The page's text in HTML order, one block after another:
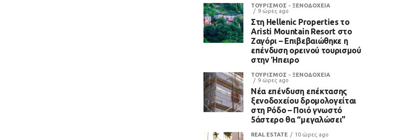
ΤΟΥΡΙΣΜΟΣ - ΞΕΝΟΔΟΧΕΙΑ
9 ώρες ago
Στη Hellenic Properties το
Aristi Mountain Resort στο
Ζαγόρι – Επιβεβαιώθηκε η
επένδυση ορεινού τουρισμού
στην Ήπειρο
ΤΟΥΡΙΣΜΟΣ - ΞΕΝΟΔΟΧΕΙΑ
9 ώρες ago
Νέα επένδυση επέκτασης
ξενοδοχείου δρομολογείται
στη Ρόδο – Ποιό γνωστό
5άστερο θα “μεγαλώσει”
REAL ESTATE 10 ώρες ago